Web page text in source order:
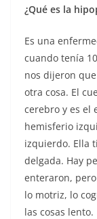
¿Qué es la
Es una
cuando tenía
nos dijeron
otra cosa. El
cerebro y es el
hemisferio
izquierdo. Ella
delgada. Hay
enteraron,
lo motriz, lo
las cosas lento.